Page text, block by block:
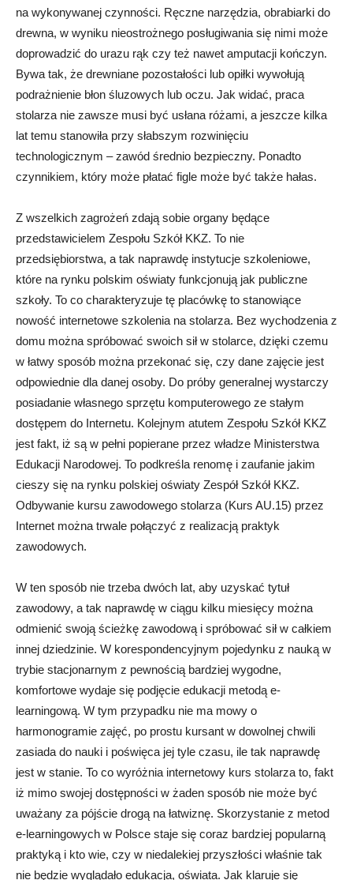
na wykonywanej czynności. Ręczne narzędzia, obrabiarki do
drewna, w wyniku nieostrożnego posługiwania się nimi może
doprowadzić do urazu rąk czy też nawet amputacji kończyn.
Bywa tak, że drewniane pozostałości lub opiłki wywołują
podrażnienie błon śluzowych lub oczu. Jak widać, praca
stolarza nie zawsze musi być usłana różami, a jeszcze kilka
lat temu stanowiła przy słabszym rozwinięciu
technologicznym – zawód średnio bezpieczny. Ponadto
czynnikiem, który może płatać figle może być także hałas.
Z wszelkich zagrożeń zdają sobie organy będące
przedstawicielem Zespołu Szkół KKZ. To nie
przedsiębiorstwa, a tak naprawdę instytucje szkoleniowe,
które na rynku polskim oświaty funkcjonują jak publiczne
szkoły. To co charakteryzuje tę placówkę to stanowiące
nowość internetowe szkolenia na stolarza. Bez wychodzenia z
domu można spróbować swoich sił w stolarce, dzięki czemu
w łatwy sposób można przekonać się, czy dane zajęcie jest
odpowiednie dla danej osoby. Do próby generalnej wystarczy
posiadanie własnego sprzętu komputerowego ze stałym
dostępem do Internetu. Kolejnym atutem Zespołu Szkół KKZ
jest fakt, iż są w pełni popierane przez władze Ministerstwa
Edukacji Narodowej. To podkreśla renomę i zaufanie jakim
cieszy się na rynku polskiej oświaty Zespół Szkół KKZ.
Odbywanie kursu zawodowego stolarza (Kurs AU.15) przez
Internet można trwale połączyć z realizacją praktyk
zawodowych.
W ten sposób nie trzeba dwóch lat, aby uzyskać tytuł
zawodowy, a tak naprawdę w ciągu kilku miesięcy można
odmienić swoją ścieżkę zawodową i spróbować sił w całkiem
innej dziedzinie. W korespondencyjnym pojedynku z nauką w
trybie stacjonarnym z pewnością bardziej wygodne,
komfortowe wydaje się podjęcie edukacji metodą e-
learningową. W tym przypadku nie ma mowy o
harmonogramie zajęć, po prostu kursant w dowolnej chwili
zasiada do nauki i poświęca jej tyle czasu, ile tak naprawdę
jest w stanie. To co wyróżnia internetowy kurs stolarza to, fakt
iż mimo swojej dostępności w żaden sposób nie może być
uważany za pójście drogą na łatwiznę. Skorzystanie z metod
e-learningowych w Polsce staje się coraz bardziej popularną
praktyką i kto wie, czy w niedalekiej przyszłości właśnie tak
nie będzie wyglądało edukacja, oświata. Jak klaruje się